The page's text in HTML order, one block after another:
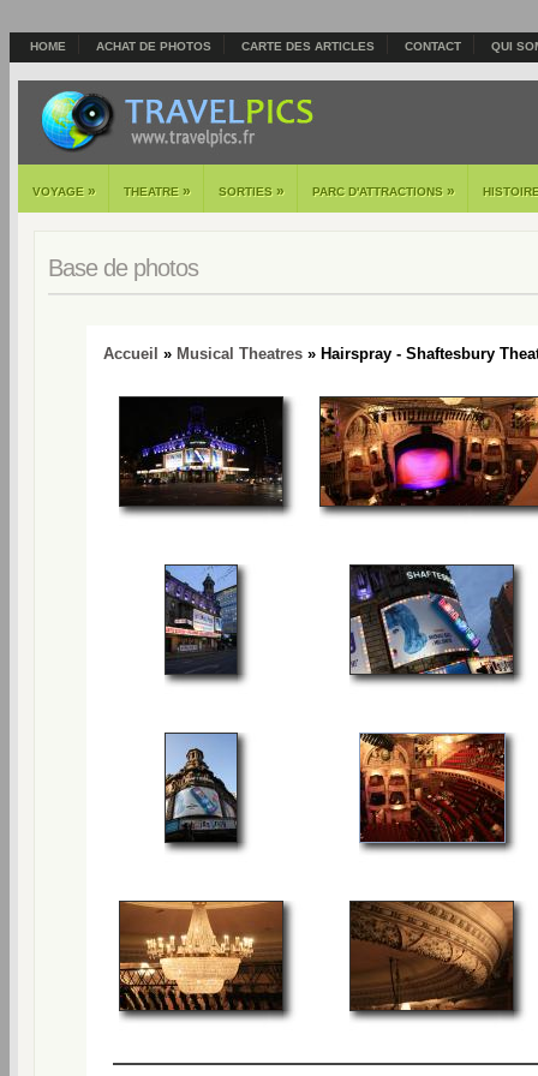
HOME ACHAT DE PHOTOS CARTE DES ARTICLES CONTACT QUI
VOYAGE » THEATRE » SORTIES » PARC D'ATTRACTIONS »
Base de photos
Accueil » Musical Theatres » Hairspray - Shaftesbury